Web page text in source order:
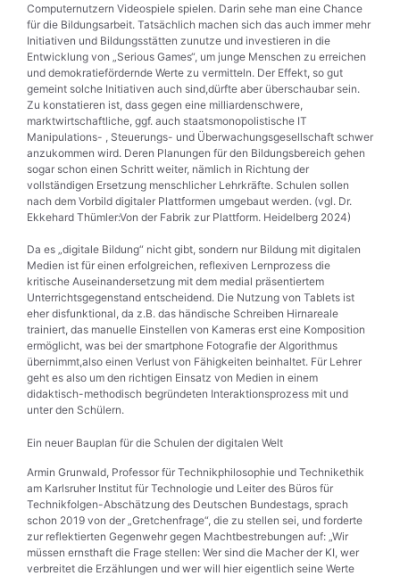
Computernutzern Videospiele spielen. Darin sehe man eine Chance
für die Bildungsarbeit. Tatsächlich machen sich das auch immer mehr
Initiativen und Bildungsstätten zunutze und investieren in die
Entwicklung von „Serious Games“, um junge Menschen zu erreichen
und demokratiefördernde Werte zu vermitteln. Der Effekt, so gut
gemeint solche Initiativen auch sind,dürfte aber überschaubar sein.
Zu konstatieren ist, dass gegen eine milliardenschwere,
marktwirtschaftliche, ggf. auch staatsmonopolistische IT
Manipulations- , Steuerungs- und Überwachungsgesellschaft schwer
anzukommen wird. Deren Planungen für den Bildungsbereich gehen
sogar schon einen Schritt weiter, nämlich in Richtung der
vollständigen Ersetzung menschlicher Lehrkräfte. Schulen sollen
nach dem Vorbild digitaler Plattformen umgebaut werden. (vgl. Dr.
Ekkehard Thümler:Von der Fabrik zur Plattform. Heidelberg 2024)
Da es „digitale Bildung“ nicht gibt, sondern nur Bildung mit digitalen
Medien ist für einen erfolgreichen, reflexiven Lernprozess die
kritische Auseinandersetzung mit dem medial präsentiertem
Unterrichtsgegenstand entscheidend. Die Nutzung von Tablets ist
eher disfunktional, da z.B. das händische Schreiben Hirnareale
trainiert, das manuelle Einstellen von Kameras erst eine Komposition
ermöglicht, was bei der smartphone Fotografie der Algorithmus
übernimmt,also einen Verlust von Fähigkeiten beinhaltet. Für Lehrer
geht es also um den richtigen Einsatz von Medien in einem
didaktisch-methodisch begründeten Interaktionsprozess mit und
unter den Schülern.
Ein neuer Bauplan für die Schulen der digitalen Welt
Armin Grunwald, Professor für Technikphilosophie und Technikethik
am Karlsruher Institut für Technologie und Leiter des Büros für
Technikfolgen-Abschätzung des Deutschen Bundestags, sprach
schon 2019 von der „Gretchenfrage“, die zu stellen sei, und forderte
zur reflektierten Gegenwehr gegen Machtbestrebungen auf: „Wir
müssen ernsthaft die Frage stellen: Wer sind die Macher der KI, wer
verbreitet die Erzählungen und wer will hier eigentlich seine Werte